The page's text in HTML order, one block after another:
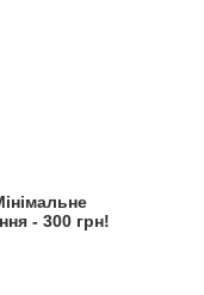
- 300 грн!